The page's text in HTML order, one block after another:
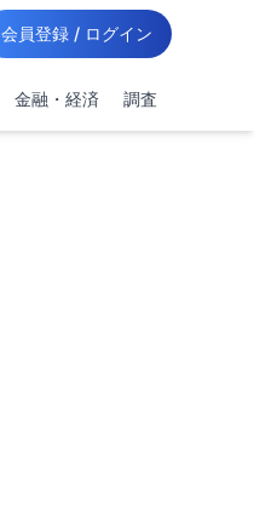
会員登録 / ログイン
金融・経済 調査